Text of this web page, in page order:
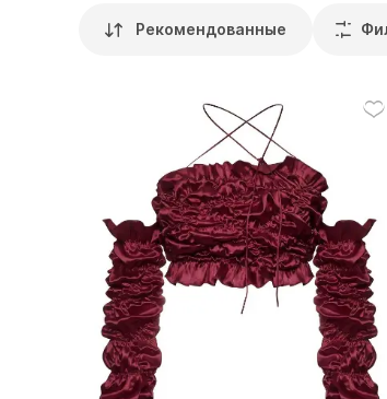
Рекомендованные